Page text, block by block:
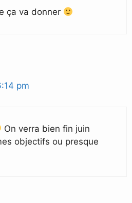
ça va donner
pm
On verra bien fin juin
objectifs ou presque